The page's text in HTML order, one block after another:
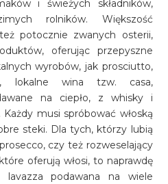
i świeżych składników,
rolników. Większość
potocznie zwanych osterii,
oferując przepyszne
wyrobów, jak prosciutto,
lokalne wina tzw. casa,
na ciepło, z whisky i
musi spróbować włoską
steki. Dla tych, którzy lubią
czy też rozweselający
oferują włosi, to naprawdę
lavazza podawana na wiele